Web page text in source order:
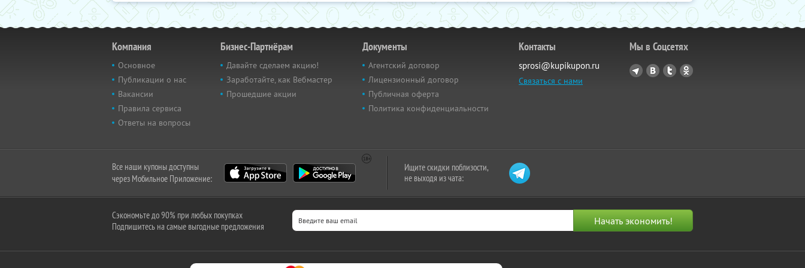
Компания
Основное
Публикации о нас
Вакансии
Правила сервиса
Ответы на вопросы
Бизнес-Партнёрам
Давайте сделаем акцию!
Заработайте, как Вебмастер
Прошедшие акции
Документы
Агентский договор
Лицензионный договор
Публичная оферта
Политика конфиденциальности
Контакты
sprosi@kupikupon.ru
Связаться с нами
Мы в Соцсетях
Все наши купоны доступны
через Мобильное Приложение:
Ищите скидки поблизости,
не выходя из чата:
Сэкономьте до 90% при любых покупках
Подпишитесь на самые выгодные предложения